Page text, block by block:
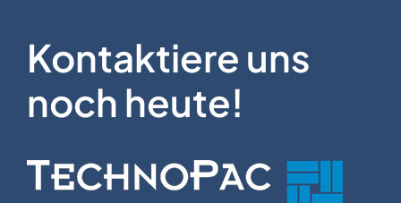
Kontaktiere uns
noch heute!